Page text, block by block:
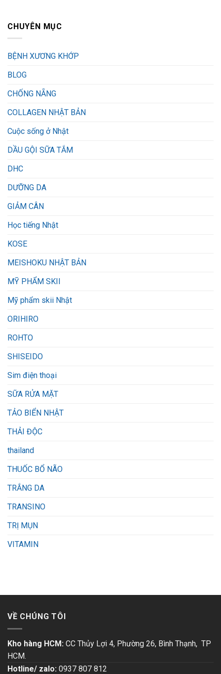
CHUYÊN MỤC
BỆNH XƯƠNG KHỚP
BLOG
CHỐNG NẴNG
COLLAGEN NHẬT BẢN
Cuộc sống ở Nhật
DẦU GỘI SỮA TẮM
DHC
DƯỠNG DA
GIẢM CÂN
Học tiếng Nhật
KOSE
MEISHOKU NHẬT BẢN
MỸ PHẨM SKII
Mỹ phẩm skii Nhật
ORIHIRO
ROHTO
SHISEIDO
Sim điện thoại
SỮA RỬA MẶT
TẢO BIỂN NHẬT
THẢI ĐỘC
thailand
THUỐC BỔ NÃO
TRẮNG DA
TRANSINO
TRỊ MỤN
VITAMIN
VỀ CHÚNG TÔI
Kho hàng HCM: CC Thủy Lợi 4, Phường 26, Bình Thạnh, TP
HCM.
Hotline/ zalo: 0937 807 812